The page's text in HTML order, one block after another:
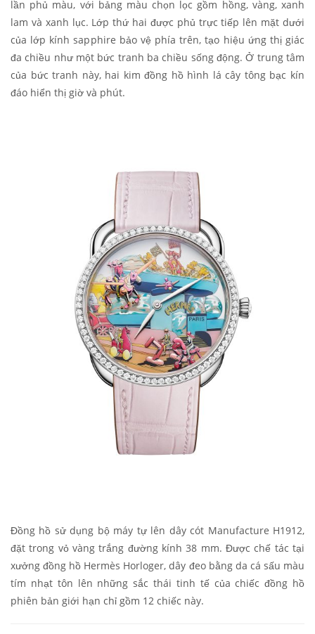
lần phủ màu, với bảng màu chọn lọc gồm hồng, vàng, xanh
lam và xanh lục. Lớp thứ hai được phủ trực tiếp lên mặt dưới
của lớp kính sapphire bảo vệ phía trên, tạo hiệu ứng thị giác
đa chiều như một bức tranh ba chiều sống động. Ở trung tâm
của bức tranh này, hai kim đồng hồ hình lá cây tông bạc kín
đáo hiển thị giờ và phút.
Đồng hồ sử dụng bộ máy tự lên dây cót Manufacture H1912,
đặt trong vỏ vàng trắng đường kính 38 mm. Được chế tác tại
xưởng đồng hồ Hermès Horloger, dây đeo bằng da cá sấu màu
tím nhạt tôn lên những sắc thái tinh tế của chiếc đồng hồ
phiên bản giới hạn chỉ gồm 12 chiếc này.